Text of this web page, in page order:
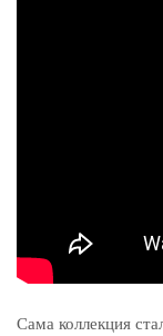
Сама коллекция